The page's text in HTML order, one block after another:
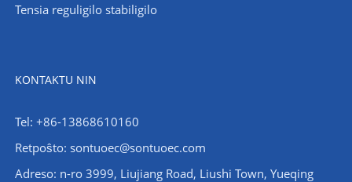
Tensia reguligilo stabiligilo
KONTAKTU NIN
Tel: +86-13868610160
Retpoŝto: sontuoec@sontuoec.com
Adreso: n-ro 3999, Liujiang Road, Liushi Town, Yueqing